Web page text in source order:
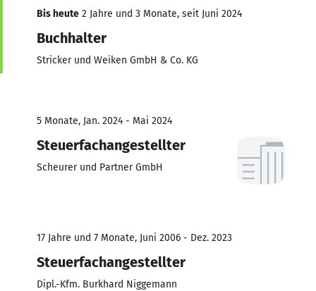
Bis heute 2 Jahre und 3 Monate, seit Juni 2024
Buchhalter
Stricker und Weiken GmbH & Co. KG
5 Monate, Jan. 2024 - Mai 2024
Steuerfachangestellter
Scheurer und Partner GmbH
17 Jahre und 7 Monate, Juni 2006 - Dez. 2023
Steuerfachangestellter
Dipl.-Kfm. Burkhard Niggemann